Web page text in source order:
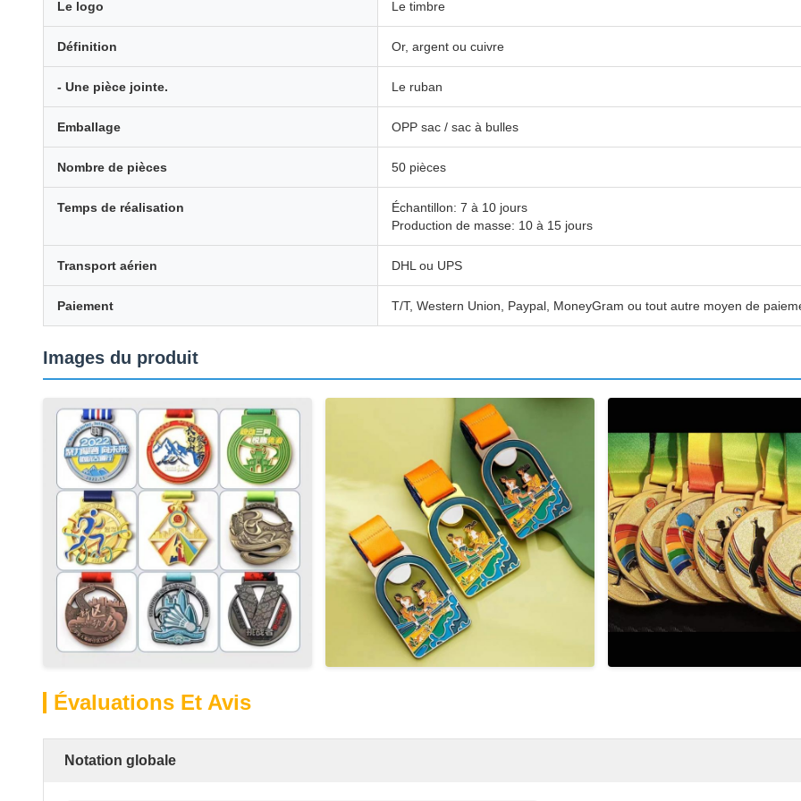
Le logo Le timbre
Définition Or, argent ou cuivre
- Une pièce jointe. Le ruban
Emballage OPP sac / sac à bulles
Nombre de pièces 50 pièces
Temps de réalisation
Échantillon: 7 à 10 jours
Production de masse: 10 à 15 jours
Transport aérien DHL ou UPS
Paiement T/T, Western Union, Paypal, MoneyGram ou tout autre moyen de
Images du produit
Évaluations Et Avis
Notation globale